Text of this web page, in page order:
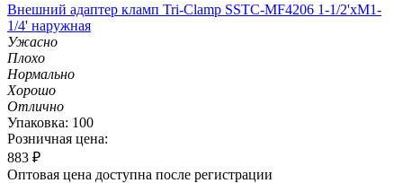
Внешний адаптер кламп Tri-Clamp SSTC-MF4206 1-1/2'хM1-
1/4' наружная
Ужасно
Плохо
Нормально
Хорошо
Отлично
Упаковка: 100
Розничная цена:
883 ₽
Оптовая цена доступна после регистрации